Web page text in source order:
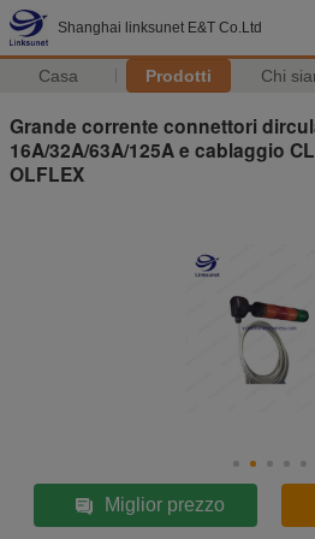
Shanghai linksunet E&T Co.Ltd
Casa Prodotti Chi
Grande corrente connettori
16A/32A/63A/125A e cablaggio
OLFLEX
Miglior prezzo